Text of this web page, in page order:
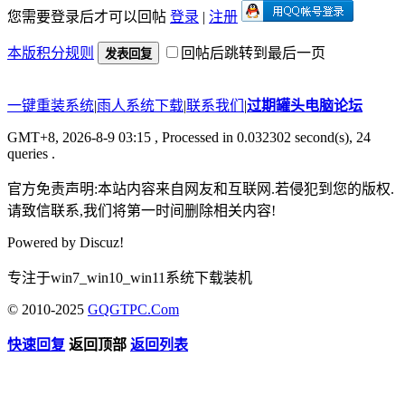
您需要登录后才可以回帖 登录 | 注册
本版积分规则 发表回复 回帖后跳转到最后一页
一键重装系统|雨人系统下载|联系我们 |过期罐头电脑论坛
GMT+8, 2026-8-9 03:15 , Processed in 0.032302 second(s), 24
queries .
官方免责声明:本站内容来自网友和互联网.若侵犯到您的版权.
请致信联系,我们将第一时间删除相关内容!
Powered by Discuz!
专注于win7_win10_win11系统下载装机
© 2010-2025 GQGTPC.Com
快速回复 返回顶部 返回列表